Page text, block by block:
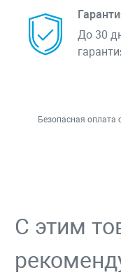
До 30
Безопасная оплата
С этим